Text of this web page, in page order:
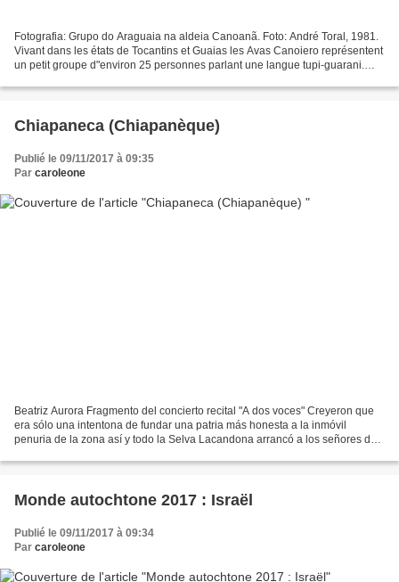
Fotografia: Grupo do Araguaia na aldeia Canoanã. Foto: André Toral, 1981.
Vivant dans les états de Tocantins et Guaias les Avas Canoiero représentent
un petit groupe d"environ 25 personnes parlant une langue tupi-guarani.
Chiapaneca (Chiapanèque)
Publié le 09/11/2017 à 09:35
Par caroleone
Beatriz Aurora Fragmento del concierto recital "A dos voces" Creyeron que
era sólo una intentona de fundar una patria más honesta a la inmóvil
penuria de la zona así y todo la Selva Lacandona arrancó a los señores de
Monde autochtone 2017 : Israël
Publié le 09/11/2017 à 09:34
Par caroleone